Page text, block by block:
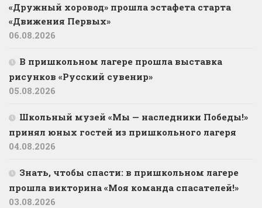
«Дружный хоровод» прошла эстафета старта
«Движения Первых»
06.08.2026
В пришкольном лагере прошла выставка
рисунков «Русский сувенир»
05.08.2026
Школьный музей «Мы — наследники Победы!»
принял юных гостей из пришкольного лагеря
04.08.2026
Знать, чтобы спасти: в пришкольном лагере
прошла викторина «Моя команда спасателей!»
03.08.2026